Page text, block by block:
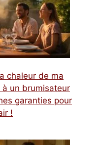
chaleur de ma
un brumisateur
garanties pour
!